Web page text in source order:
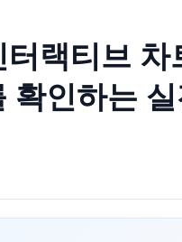
터랙티브
확인하는